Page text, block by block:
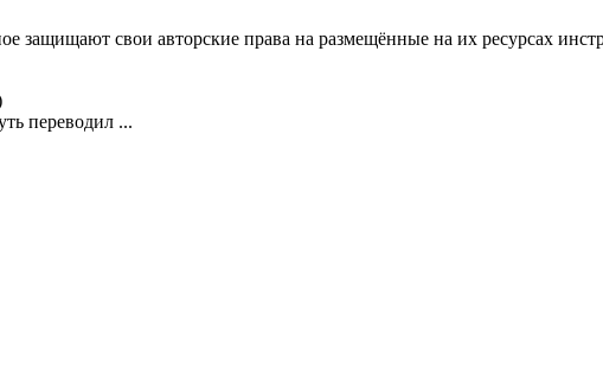
защищают свои авторские права на размещённые на их ресурсах
переводил ...